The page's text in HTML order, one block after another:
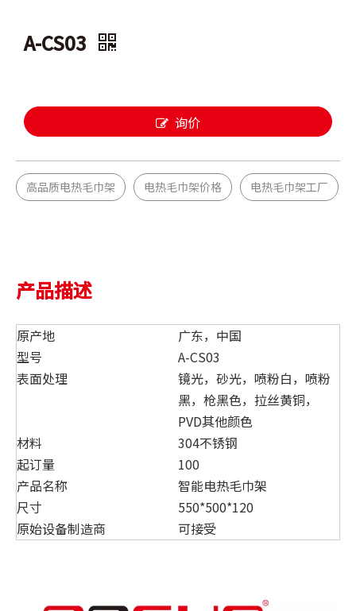
A-CS03
询价
高品质电热毛巾架 电热毛巾架价格 电热毛巾架工厂
产品描述
原产地
广东，中国
型号
A-CS03
表面处理
镜光，砂光，喷粉白，喷粉
黑，枪黑色，拉丝黄铜，
PVD其他颜色
材料
304不锈钢
起订量
100
产品名称
智能电热毛巾架
尺寸
550*500*120
原始设备制造商
可接受